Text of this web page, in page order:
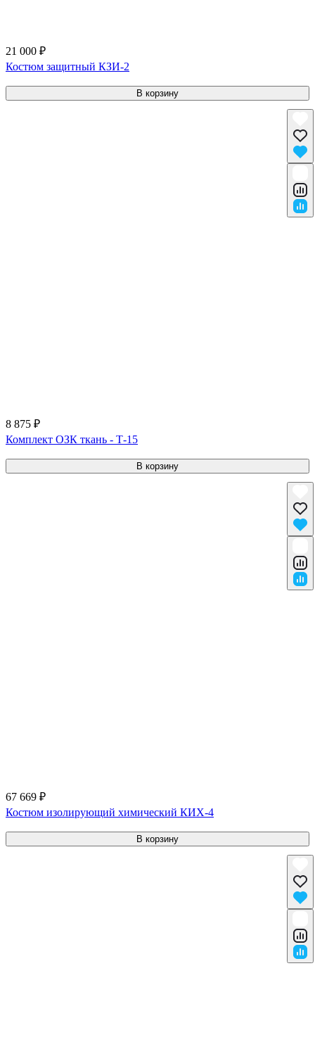
21 000 ₽
Костюм защитный КЗИ-2
В корзину
8 875 ₽
Комплект ОЗК ткань - Т-15
В корзину
67 669 ₽
Костюм изолирующий химический КИХ-4
В корзину